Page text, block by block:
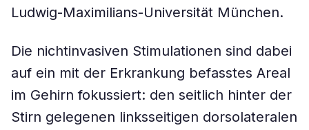
Ludwig-Maximilians-Universität München.
Die nichtinvasiven Stimulationen sind dabei
auf ein mit der Erkrankung befasstes Areal
im Gehirn fokussiert: den seitlich hinter der
Stirn gelegenen linksseitigen dorsolateralen